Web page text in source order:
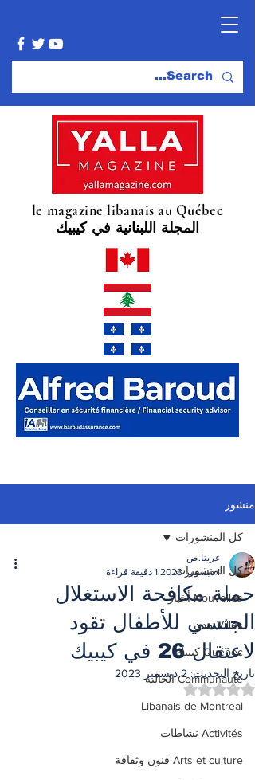
le magazine libanais au Québec
المجلة اللبنانية في كيبيك
منشور
كل المنشورات
Nouvelles أخبار
Villes مدن
Québec كيبيك
Communauté الجالية
Libanais de Montreal
Activités نشاطات
Arts et culture فنون وثقافة
كل المنشورات
حملة مكافحة الاستغلال
الجنسي للأطفال تقود
لاعتقال 26 في كيبيك
غريتا.ص
1 ديسمبر 2023
1 دقيقة قراءة
تاريخ التحديث: 2 ديسمبر 2023
تم التقييم بـ ليس رقمًا من أصل 5 نجوم.